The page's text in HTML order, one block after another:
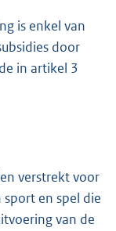
is enkel van
door
in artikel 3
verstrekt voor
en spel die
van de